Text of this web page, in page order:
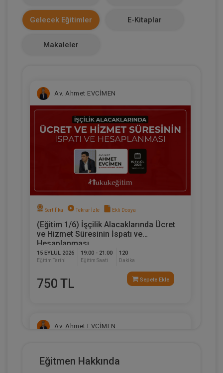
Makale Sayısı
0
Gelecek Eğitimler E-Kitaplar
Makaleler
Av. Ahmet EVCİMEN
Sertifika Tekrar İzle Ekli Dosya
(Eğitim 1/6) İşçilik Alacaklarında Ücret
ve Hizmet Süresinin İspatı ve
Hesaplanması
15 EYLÜL 2026
Eğitim Tarihi
19:00 - 21:00
Eğitim Saati
120
Dakika
750 TL Sepete Ekle
Av. Ahmet EVCİMEN
Eğitmen Hakkında